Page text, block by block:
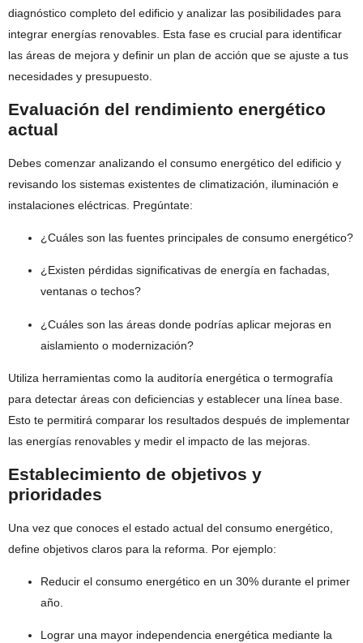
diagnóstico completo del edificio y analizar las posibilidades para
integrar energías renovables. Esta fase es crucial para identificar
las áreas de mejora y definir un plan de acción que se ajuste a tus
necesidades y presupuesto.
Evaluación del rendimiento energético
actual
Debes comenzar analizando el consumo energético del edificio y
revisando los sistemas existentes de climatización, iluminación e
instalaciones eléctricas. Pregúntate:
¿Cuáles son las fuentes principales de consumo energético?
¿Existen pérdidas significativas de energía en fachadas,
ventanas o techos?
¿Cuáles son las áreas donde podrías aplicar mejoras en
aislamiento o modernización?
Utiliza herramientas como la auditoría energética o termografía
para detectar áreas con deficiencias y establecer una línea base.
Esto te permitirá comparar los resultados después de implementar
las energías renovables y medir el impacto de las mejoras.
Establecimiento de objetivos y
prioridades
Una vez que conoces el estado actual del consumo energético,
define objetivos claros para la reforma. Por ejemplo:
Reducir el consumo energético en un 30% durante el primer
año.
Lograr una mayor independencia energética mediante la